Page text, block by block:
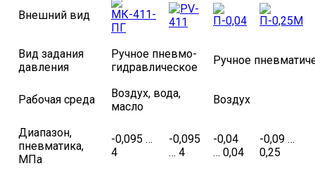
Внешний вид
Вид задания
давления
Ручное пневмо-
гидравлическое
Ручное
Рабочая среда
Воздух, вода,
масло
Воздух
Диапазон,
пневматика,
МПа
-0,095 …
4
-0,095
… 4
-0,04
… 0,04
-0,09 …
0,25